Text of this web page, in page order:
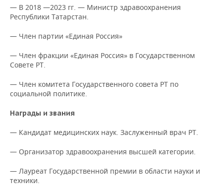
ТЕЛЕКОММУНИКАЦИИ
БИЗНЕС-БРАНЧИ
ONLINE-КОНФЕРЕНЦИИ
ОТКРЫТАЯ ЛЕКЦИЯ
ФУТБОЛ
ХОККЕЙ
БАСКЕТБОЛ
ВОЛЕЙБОЛ
ВОДНЫЕ ВИДЫ СПОРТА
ХОККЕЙ С МЯЧОМ
НОВОСТИ ОБЩЕСТВА
ВЛАСТЬ
ИНФРАСТРУКТУРА
ИСТОРИЯ
ОБРАЗОВАНИЕ
ПРОИСШЕСТВИЯ
ФОТОГАЛЕРЕЯ
СЮЖЕТЫ
СПРАВОЧНИК
СПИСОК ПЕРСОН
ПОЛНАЯ ВЕРСИЯ
— В 2018 —2023 гг. — Министр здравоохранения
Республики Татарстан.
— Член партии «Единая Россия»
— Член фракции «Единая Россия» в Государственном
Совете РТ.
— Член комитета Государственного совета РТ по
социальной политике.
Награды и звания
— Кандидат медицинских наук. Заслуженный врач РТ.
— Организатор здравоохранения высшей категории.
— Лауреат Государственной премии в области науки и
техники.